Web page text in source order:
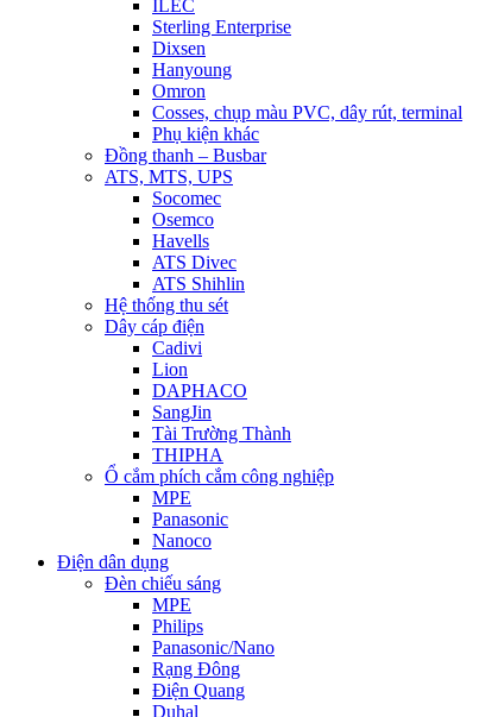
ILEC
Sterling Enterprise
Dixsen
Hanyoung
Omron
Cosses, chụp màu PVC, dây rút, terminal
Phụ kiện khác
Đồng thanh – Busbar
ATS, MTS, UPS
Socomec
Osemco
Havells
ATS Divec
ATS Shihlin
Hệ thống thu sét
Dây cáp điện
Cadivi
Lion
DAPHACO
SangJin
Tài Trường Thành
THIPHA
Ổ cắm phích cắm công nghiệp
MPE
Panasonic
Nanoco
Điện dân dụng
Đèn chiếu sáng
MPE
Philips
Panasonic/Nano
Rạng Đông
Điện Quang
Duhal